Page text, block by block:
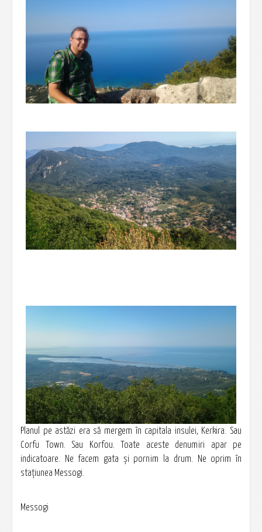
Planul pe astăzi era să mergem în capitala insulei, Kerkira. Sau
Corfu Town. Sau Korfou. Toate aceste denumiri apar pe
indicatoare. Ne facem gata și pornim la drum. Ne oprim în
stațiunea Messogi.
Messogi